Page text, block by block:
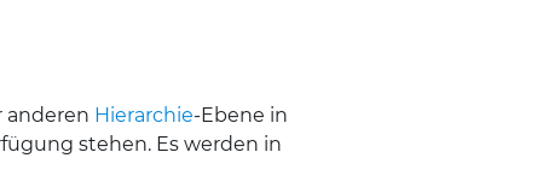
anderen Hierarchie-Ebene in
stehen. Es werden in